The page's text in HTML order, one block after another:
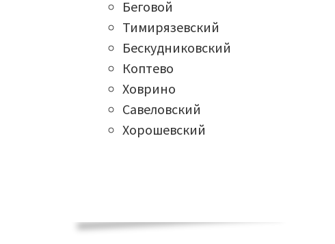
Беговой
Тимирязевский
Бескудниковский
Коптево
Ховрино
Савеловский
Хорошевский